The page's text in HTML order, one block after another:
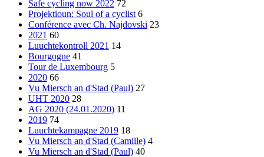
Safe cycling now 2022 72
Projektioun: Soul of a cyclist 6
Conférence avec Ch. Najdovski 23
2021 60
Luuchtekontroll 2021 14
Bourgogne 41
Tour de Luxembourg 5
2020 66
Vu Miersch an d'Stad (Paul) 27
UHT 2020 28
AG 2020 (24.01.2020) 11
2019 74
Luuchtekampagne 2019 18
Vu Miersch an d'Stad (Camille) 4
Vu Miersch an d'Stad (Paul) 40